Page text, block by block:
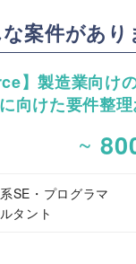
案件があり
】製造業向け
向けた要件整
~
SE・プログラマ
タント